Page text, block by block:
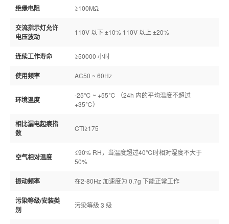
绝缘电阻 ≥100MΩ
交流指示灯允许
电压波动
110V 以下 ±10% 110V 以上 ±20%
连续工作寿命 ≥50000 小时
使用频率 AC50 ~ 60Hz
环境温度
-25℃ ~ +55℃ （24h 内的平均温度不超过
+35℃）
相比漏电起痕指
数
CTI≥175
空气相对温度
≤90% RH，当温度超过40℃时相对湿度不大于
50%
振动频率 在2-80Hz 加速度为 0.7g 下能正常工作
污染等级/安装类
别
污染等级 3 级